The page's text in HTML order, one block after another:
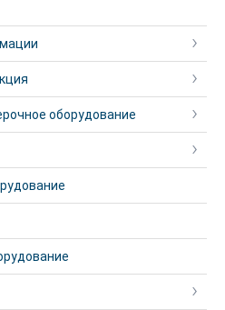
оборудование